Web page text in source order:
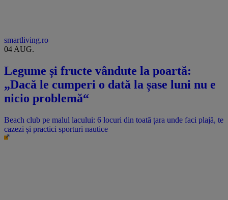
smartliving.ro
04 AUG.
Legume și fructe vândute la poartă:
„Dacă le cumperi o dată la șase luni nu e
nicio problemă“
Beach club pe malul lacului: 6 locuri din toată țara unde faci plajă, te
cazezi și practici sporturi nautice